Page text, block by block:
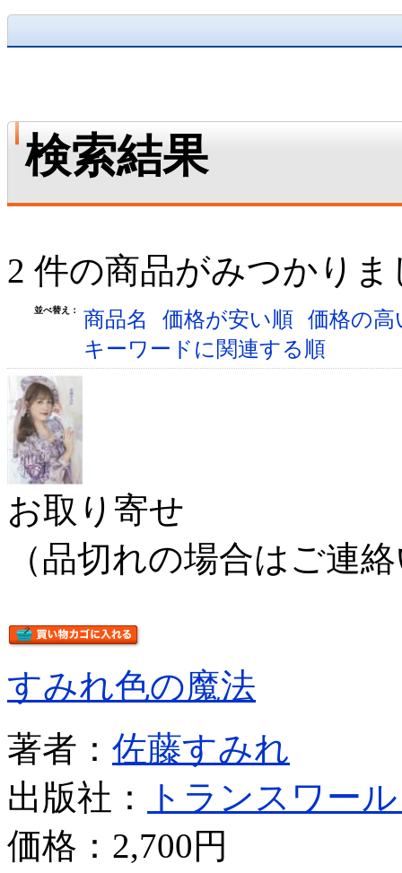
検索結果
2 件の商品がみつかりま
並べ替え： 商品名 価格が安い順 価格の
キーワードに関連する順
お取り寄せ
（品切れの場合はご連
すみれ色の魔法
著者： 佐藤すみれ
出版社：
トランスワー
価格： 2,700円